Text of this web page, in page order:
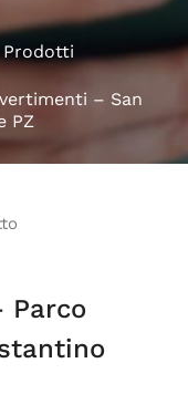
Prodotti
– San
PZ
Parco